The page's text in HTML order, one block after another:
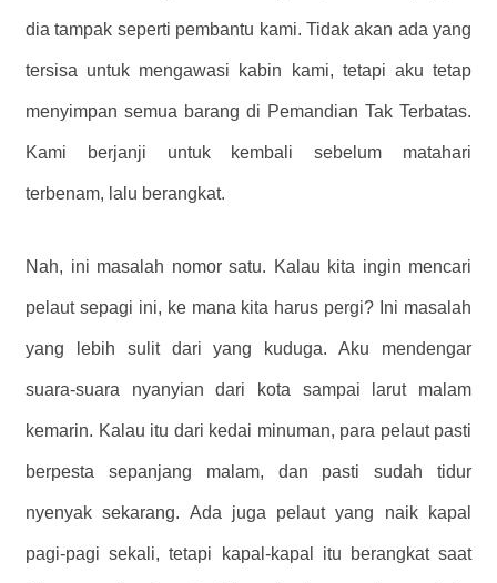
dia tampak seperti pembantu kami. Tidak akan ada yang
tersisa untuk mengawasi kabin kami, tetapi aku tetap
menyimpan semua barang di Pemandian Tak Terbatas.
Kami berjanji untuk kembali sebelum matahari
terbenam, lalu berangkat.
Nah, ini masalah nomor satu. Kalau kita ingin mencari
pelaut sepagi ini, ke mana kita harus pergi? Ini masalah
yang lebih sulit dari yang kuduga. Aku mendengar
suara-suara nyanyian dari kota sampai larut malam
kemarin. Kalau itu dari kedai minuman, para pelaut pasti
berpesta sepanjang malam, dan pasti sudah tidur
nyenyak sekarang. Ada juga pelaut yang naik kapal
pagi-pagi sekali, tetapi kapal-kapal itu berangkat saat